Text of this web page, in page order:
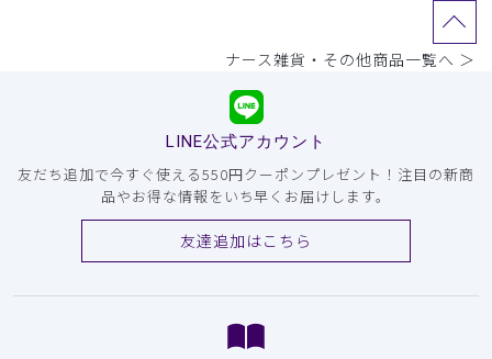
ナース雑貨・その他商品一覧へ ＞
LINE公式アカウント
友だち追加で今すぐ使える550円クーポンプレゼント！注目の新商
品やお得な情報をいち早くお届けします。
友達追加はこちら